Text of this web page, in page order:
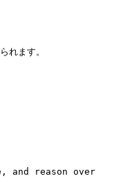
ます。
and reason over